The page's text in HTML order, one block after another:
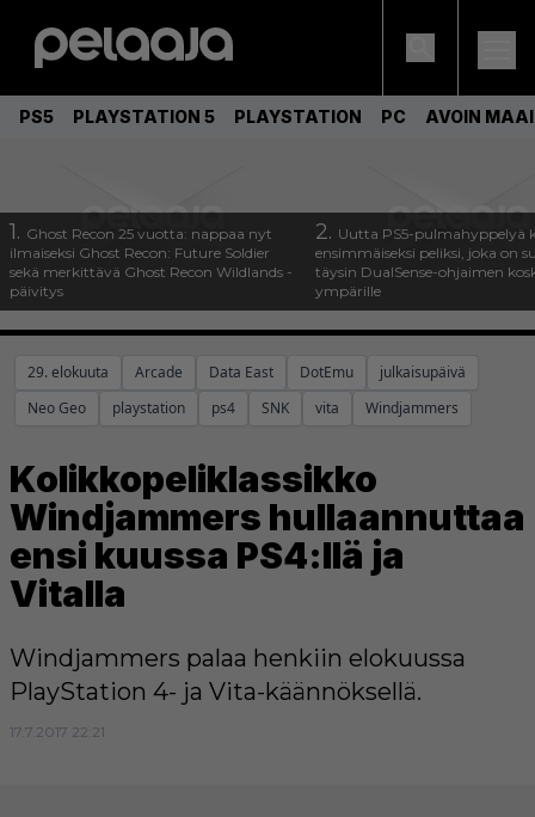
PS5 PLAYSTATION 5 PLAYSTATION PC AVOIN
1. Ghost Recon 25 vuotta: nappaa nyt
ilmaiseksi Ghost Recon: Future Soldier
sekä merkittävä Ghost Recon Wildlands -
päivitys
2. Uutta PS5-pulmahyppelyä
ensimmäiseksi peliksi, joka on
täysin DualSense-ohjaimen
ympärille
29. elokuuta Arcade Data East DotEmu
julkaisupäivä
Neo Geo
playstation ps4 SNK vita Windjammers
Kolikkopeliklassikko
Windjammers hullaannuttaa
ensi kuussa PS4:llä ja
Vitalla
Windjammers palaa henkiin elokuussa
PlayStation 4- ja Vita-käännöksellä.
17.7.2017 22:21